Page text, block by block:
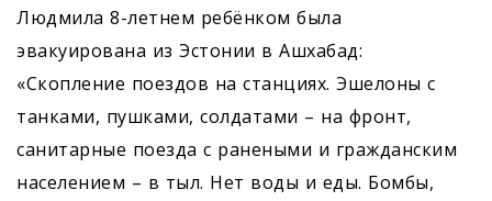
Людмила 8-летнем ребёнком была
эвакуирована из Эстонии в Ашхабад:
«Скопление поездов на станциях. Эшелоны с
танками, пушками, солдатами – на фронт,
санитарные поезда с ранеными и гражданским
населением – в тыл. Нет воды и еды. Бомбы,